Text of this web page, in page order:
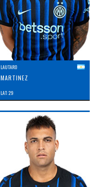
LAUTARO
MARTINEZ
LAT: 29